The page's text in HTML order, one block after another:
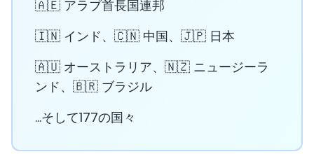
🇦🇪 アラブ首長国連邦
🇮🇳 インド、🇨🇳 中国、🇯🇵 日本
🇦🇺 オーストラリア、🇳🇿 ニュージーラ
ンド、🇧🇷 ブラジル
...そして177の国々